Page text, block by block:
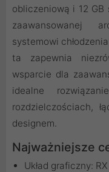
obliczeniową i 12
zaawansowanej
systemowi
ta zapewnia
wsparcie dla
idealne
rozdzielczościach,
designem.
Najważniejsze
Układ graficzny: